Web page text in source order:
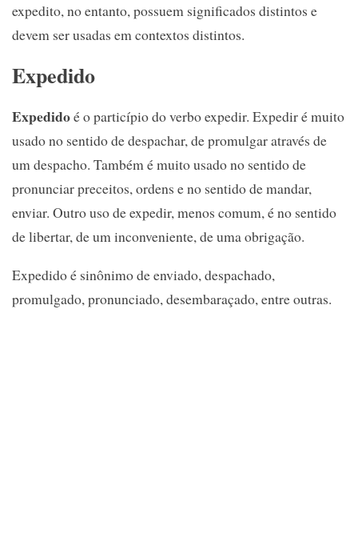
expedito, no entanto, possuem significados distintos e
devem ser usadas em contextos distintos.
Expedido
Expedidoé o particípio do verbo expedir. Expedir é muito
usado no sentido de despachar, de promulgar através de
um despacho. Também é muito usado no sentido de
pronunciar preceitos, ordens e no sentido de mandar,
enviar. Outro uso de expedir, menos comum, é no sentido
de libertar, de um inconveniente, de uma obrigação.
Expedido é sinônimo de enviado, despachado,
promulgado, pronunciado, desembaraçado, entre outras.